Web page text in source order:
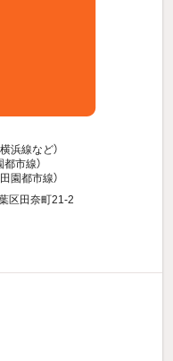
横浜線など）
都市線）
田園都市線）
区田奈町21-2